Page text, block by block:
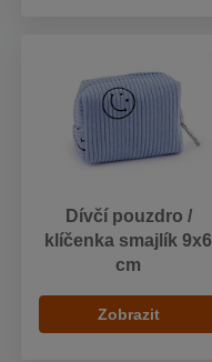
Dívčí pouzdro /
klíčenka smajlík 9x6
cm
Zobrazit